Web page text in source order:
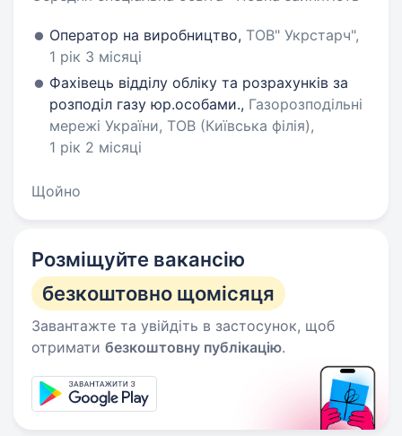
Оператор на виробництво, ТОВ" Укрстарч",
1 рік 3 місяці
Фахівець відділу обліку та розрахунків за
розподіл газу юр.особами., Газорозподільні
мережі України, ТОВ (Київська філія),
1 рік 2 місяці
Щойно
Розміщуйте вакансію
безкоштовно щомісяця
Завантажте та увійдіть в застосунок, щоб
отримати безкоштовну публікацію.